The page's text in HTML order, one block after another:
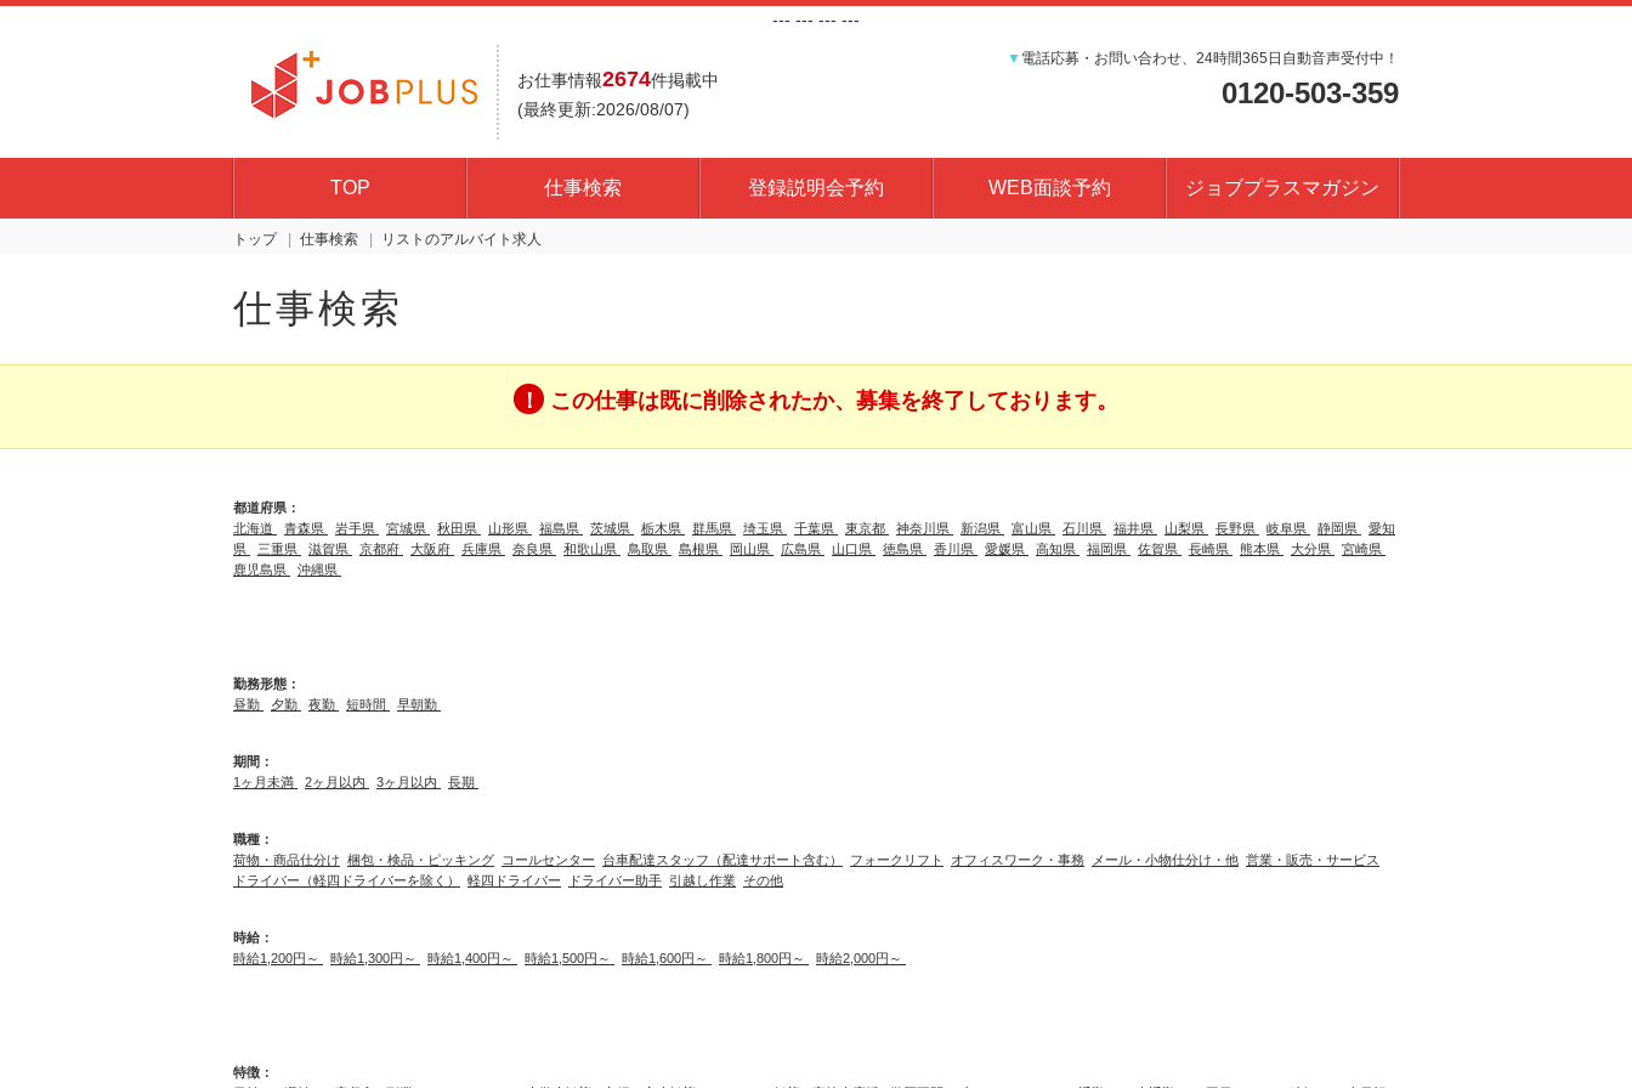
--- --- --- ---
お仕事情報2674件掲載中
(最終更新:2026/08/07)
▼ 電話応募・お問い合わせ、24時間365日自動音声受付中！
0120-503-359
TOP 仕事検索 登録説明会予約 WEB面談予約 ジョブプラスマガジン
トップ 仕事検索 リスト
仕事検索
この仕事は既に削除されたか、募集を終了しております。
都道府県：
北海道
青森県 岩手県 宮城県 秋田県 山形県 福島県 茨城県 栃木県 群馬県 埼玉県 千葉県 東京都 神奈川県 新潟県 富山県 石川県 福井県 山梨県 長野県 岐阜県 静岡県
愛知
県
三重県 滋賀県 京都府 大阪府 兵庫県 奈良県 和歌山県 鳥取県 島根県 岡山県 広島県 山口県 徳島県 香川県 愛媛県 高知県 福岡県 佐賀県 長崎県 熊本県 大分県
宮崎県
鹿児島県
沖縄県
勤務形態：
昼勤
夕勤 夜勤 短時間 早朝勤
期間：
1ヶ月未満
2ヶ月以内 3ヶ月以内 長期
職種：
荷物・商品仕分け 梱包・検品・ピッキング コールセンター 台車配達スタッフ（配達サポート含む） フォークリフト オフィスワーク・事務 メール・小物仕分け・他 営業・販売・サービス
ドライバー（軽四ドライバーを除く）
軽四ドライバー ドライバー助手 引越し作業 その他
時給：
時給1,200円～
時給1,300円～ 時給1,400円～ 時給1,500円～ 時給1,600円～ 時給1,800円～ 時給2,000円～
特徴：